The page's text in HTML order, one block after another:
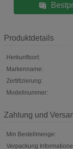
Produktdetails
Herkunftsort:
Markenname:
Zertifizierung:
Modellnummer:
Zahlung und
Min Bestellmenge:
Verpackung